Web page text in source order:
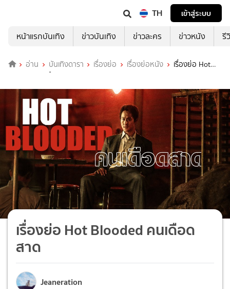
TH
เข้าสู่ระบบ
หน้าแรกบันเทิง
ข่าวบันเทิง ข่าวละคร ข่าวหนัง รี
อ่าน บันเทิงดารา เรื่องย่อ เรื่องย่อหนัง
เรื่องย่อ Hot
Blooded คนเดือดสาด
เรื่องย่อ Hot Blooded คนเดือด
สาด
Jeaneration